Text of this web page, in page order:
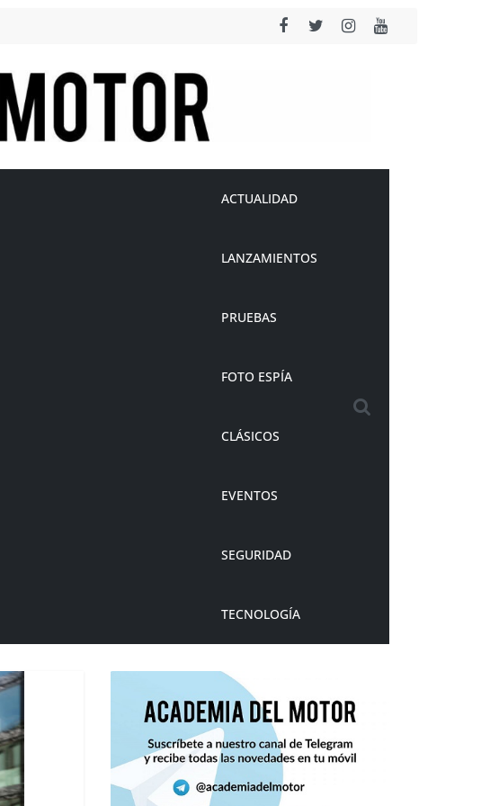
ACTUALIDAD
LANZAMIENTOS
PRUEBAS
FOTO ESPÍA
CLÁSICOS
EVENTOS
SEGURIDAD
TECNOLOGÍA